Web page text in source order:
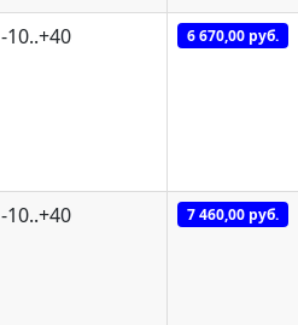
-10..+40 6 670,00 руб.
-10..+40 7 460,00 руб.